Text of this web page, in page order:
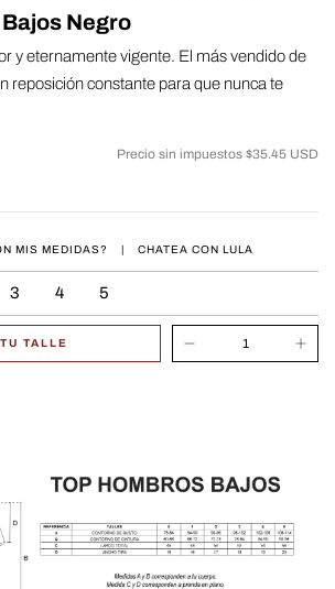
Negro
y eternamente vigente. El más vendido de
reposición constante para que nunca te
Precio sin impuestos $35.45 USD
3 4 5
MIS MEDIDAS? | CHATEA CON LULA
TALLE